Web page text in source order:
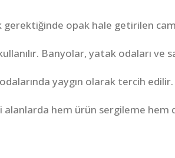
gerektiğinde opak hale getirilen
Banyolar, yatak odaları ve
yaygın olarak tercih
hem ürün sergileme hem